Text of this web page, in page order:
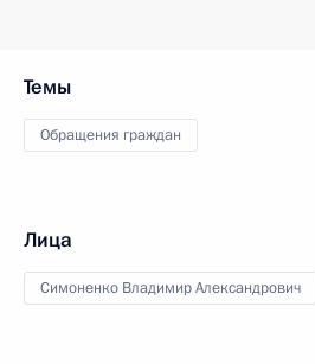
Темы
Обращения граждан
Лица
Симоненко Владимир Александрович